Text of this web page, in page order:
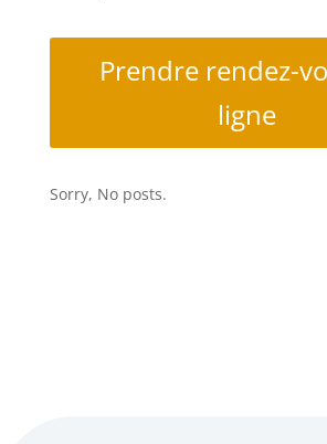
Prendre rendez-
ligne
Sorry, No posts.